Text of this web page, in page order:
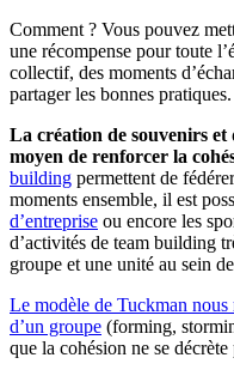
Comment ? Vous pouvez
une récompense pour toute
collectif, des moments
partager les bonnes pratiques.
La création de souvenirs et
moyen de renforcer la
building permettent de
moments ensemble, il est
d’entreprise ou encore les
d’activités de team building
groupe et une unité au sein
Le modèle de Tuckman nous
d’un groupe (forming,
que la cohésion ne se